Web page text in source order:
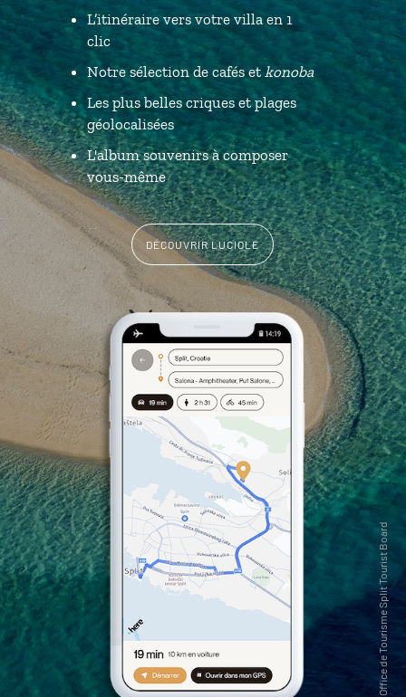
L’itinéraire vers votre villa en 1
clic
Notre sélection de cafés et konoba
Les plus belles criques et plages
géolocalisées
L'album souvenirs à composer
vous-même
DÉCOUVRIR LUCIOLE